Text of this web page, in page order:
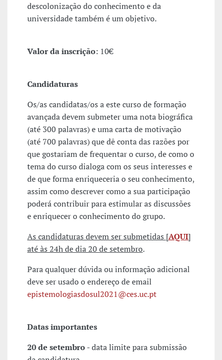
descolonização do conhecimento e da
universidade também é um objetivo.
Valor da inscrição: 10€
Candidaturas
Os/as candidatas/os a este curso de formação
avançada devem submeter uma nota biográfica
(até 300 palavras) e uma carta de motivação
(até 700 palavras) que dê conta das razões por
que gostariam de frequentar o curso, de como o
tema do curso dialoga com os seus interesses e
de que forma enriqueceria o seu conhecimento,
assim como descrever como a sua participação
poderá contribuir para estimular as discussões
e enriquecer o conhecimento do grupo.
As candidaturas devem ser submetidas [AQUI]
até às 24h de dia 20 de setembro.
Para qualquer dúvida ou informação adicional
deve ser usado o endereço de email
epistemologiasdosul2021@ces.uc.pt
Datas importantes
20 de setembro - data limite para submissão